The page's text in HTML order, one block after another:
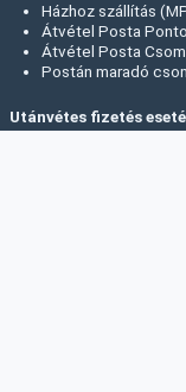
Házhoz szállítás
Átvétel Posta
Átvétel Posta
Postán maradó
Utánvétes fizetés
szállítási mód díján felül.